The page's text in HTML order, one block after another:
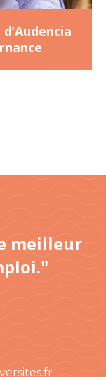
meilleur